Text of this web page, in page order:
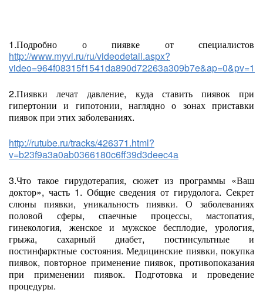
1.Подробно о пиявке от специалистов
http://www.myvi.ru/ru/videodetail.aspx?
video=964f08315f1541da890d72263a309b7e&ap=0&pv=1
2.Пиявки лечат давление, куда ставить пиявок при
гипертонии и гипотонии, наглядно о зонах приставки
пиявок при этих заболеваниях.
http://rutube.ru/tracks/426371.html?
v=b23f9a3a0ab0366180c6ff39d3deec4a
3.Что такое гирудотерапия, сюжет из программы «Ваш
доктор», часть 1. Общие сведения от гирудолога. Секрет
слюны пиявки, уникальность пиявки. О заболеваниях
половой сферы, спаечные процессы, мастопатия,
гинекология, женское и мужское бесплодие, урология,
грыжа, сахарный диабет, постинсультные и
постинфарктные состояния. Медицинские пиявки, покупка
пиявок, повторное применение пиявок, противопоказания
при применении пиявок. Подготовка и проведение
процедуры.